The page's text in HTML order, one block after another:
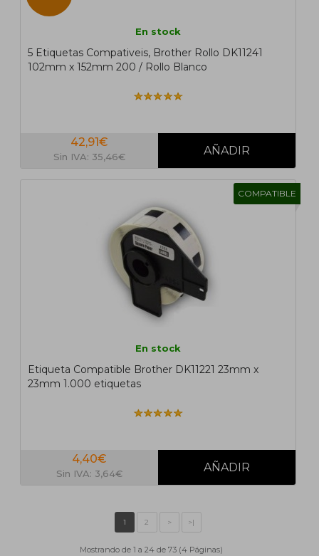
En stock
5 Etiquetas Compativeis, Brother Rollo DK11241
102mm x 152mm 200 / Rollo Blanco
42,91€
Sin IVA: 35,46€
COMPATIBLE
En stock
Etiqueta Compatible Brother DK11221 23mm x
23mm 1.000 etiquetas
4,40€
Sin IVA: 3,64€
Mostrando de 1 a 24 de 73 (4 Páginas)